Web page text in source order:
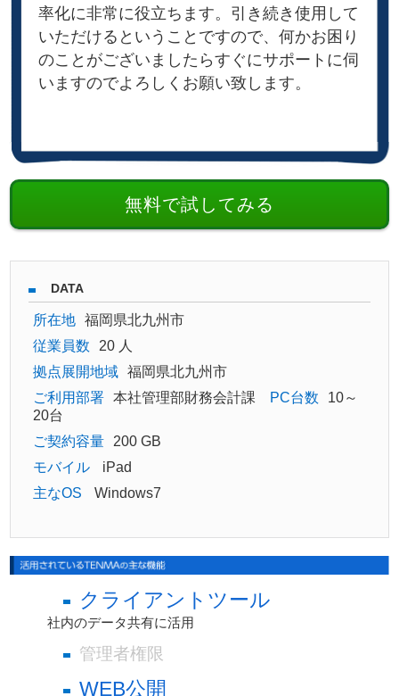
率化に非常に役立ちます。引き続き使用して
いただけるということですので、何かお困り
のことがございましたらすぐにサポートに伺
いますのでよろしくお願い致します。
無料で試してみる
DATA
所在地
福岡県北九州市
従業員数
20 人
拠点展開地域
福岡県北九州市
ご利用部署
本社管理部財務会計課 PC台数
10～
20台
ご契約容量
200 GB
モバイル
iPad
主なOS
Windows7
クライアントツール
社内のデータ共有に活用
管理者権限
WEB公開